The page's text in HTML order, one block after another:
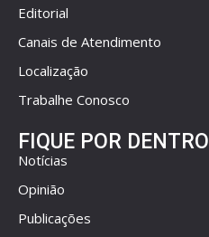
Editorial
Canais de Atendimento
Localização
Trabalhe Conosco
FIQUE POR DENTRO
Notícias
Opinião
Publicações